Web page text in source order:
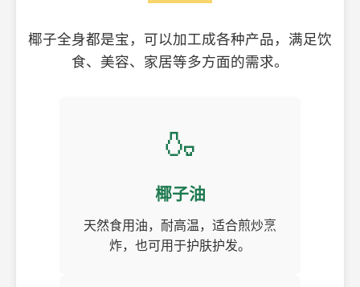
椰子全身都是宝，可以加工成各种产品，满足饮
食、美容、家居等多方面的需求。
🍶
椰子油
天然食用油，耐高温，适合煎炒烹
炸，也可用于护肤护发。